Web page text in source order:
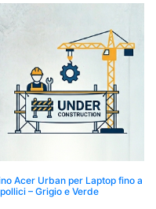
Acer Urban per Laptop fino a
– Grigio e Verde